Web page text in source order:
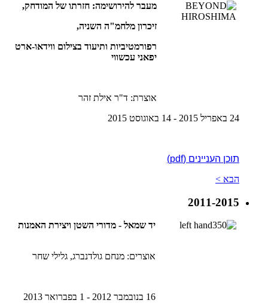
מעבר להירושימה: חזרתו של המודחק,
זיכרון מלחמ"ה השניה,
רפורמטיביות ותיעוד בצילום ווידאו-ארט
יפאני עכשווי
אוצרת: ד"ר אילת זהר
24 באפריל 2015 - 14 באוגוסט 2015
תוכן העניינים (pdf)
הבא >
2011-2015
יד שמאל - מדורי השטן ויצירת האמנות
אוצרים: מנחם גולדנברג, גלילי שחר
16 בנובמבר 2012 - 1 בפברואר 2013